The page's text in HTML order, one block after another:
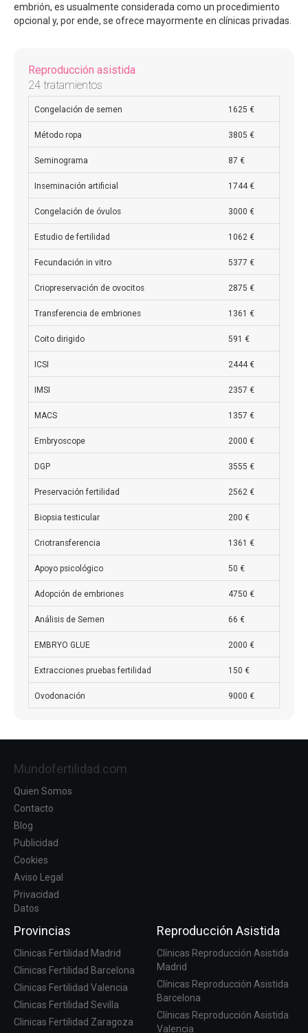
embrión, es usualmente considerada como un procedimiento
opcional y, por ende, se ofrece mayormente en clínicas privadas.
Reproducción asistida
24 tratamientos
Congelación de semen 1625 €
Método ropa 3805 €
Seminograma 87 €
Inseminación artificial 1744 €
Congelación de óvulos 3000 €
Estudio de fertilidad 1062 €
Fecundación in vitro 5377 €
Criopreservación de ovocitos 2875 €
Transferencia de embriones 1361 €
Coito dirigido 591 €
ICSI 2444 €
IMSI 2357 €
MACS 1357 €
Embryoscope 2000 €
DGP 3555 €
Preservación fertilidad 2562 €
Biopsia testicular 200 €
Criotransferencia 1361 €
Apoyo psicológico 50 €
Adopción de embriones 4750 €
Análisis de Semen 66 €
EMBRYO GLUE 2000 €
Extracciones pruebas fertilidad 150 €
Ovodonación 9000 €
Mundofertilidad.com
Quien Somos
Contacto
Blog
Publicidad
Cookies
Aviso Legal
Privacidad
Datos
Provincias
Clinicas Fertilidad Madrid
Clinicas Fertilidad Barcelona
Clinicas Fertilidad Valencia
Clinicas Fertilidad Sevilla
Clinicas Fertilidad Zaragoza
Reproducción Asistida
Clínicas Reproducción Asistida
Madrid
Clínicas Reproducción Asistida
Barcelona
Clínicas Reproducción Asistida
Valencia